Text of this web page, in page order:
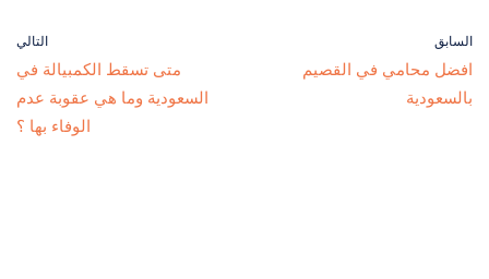
السابق
افضل محامي في القصيم
بالسعودية
التالي
متى تسقط الكمبيالة في
السعودية وما هي عقوبة عدم
الوفاء بها ؟